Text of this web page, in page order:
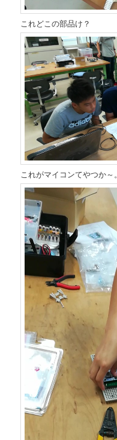
これどこの部品け？
これがマイコンてやつか～。